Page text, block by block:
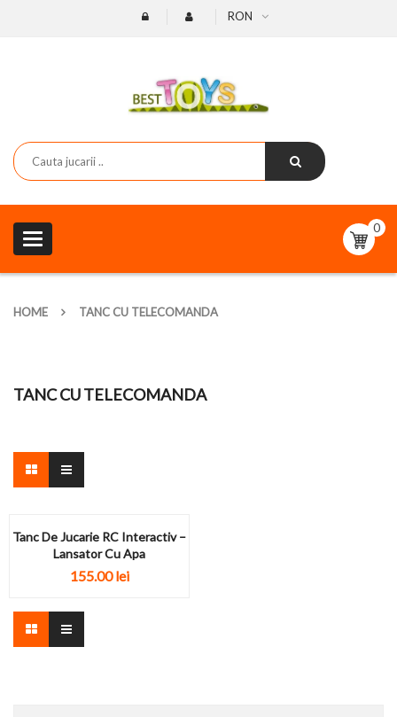
RON
Toggle
navigation
0
HOME TANC CU TELECOMANDA
TANC CU TELECOMANDA
Tanc De Jucarie RC Interactiv –
Lansator Cu Apa
155.00lei